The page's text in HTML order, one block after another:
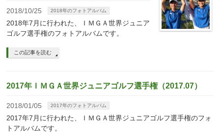
2018/10/25 2018年のフォトアルバム
2018年7月に行われた、ＩＭＧＡ世界ジュニア
ゴルフ選手権のフォトアルバムです。
この記事を読む
2017年ＩＭＧＡ世界ジュニアゴルフ選手権（2017.07）
2018/01/05 2017年のフォトアルバム
2017年7月に行われた、ＩＭＧＡ世界ジュニアゴルフ選手権のフォ
トアルバムです。